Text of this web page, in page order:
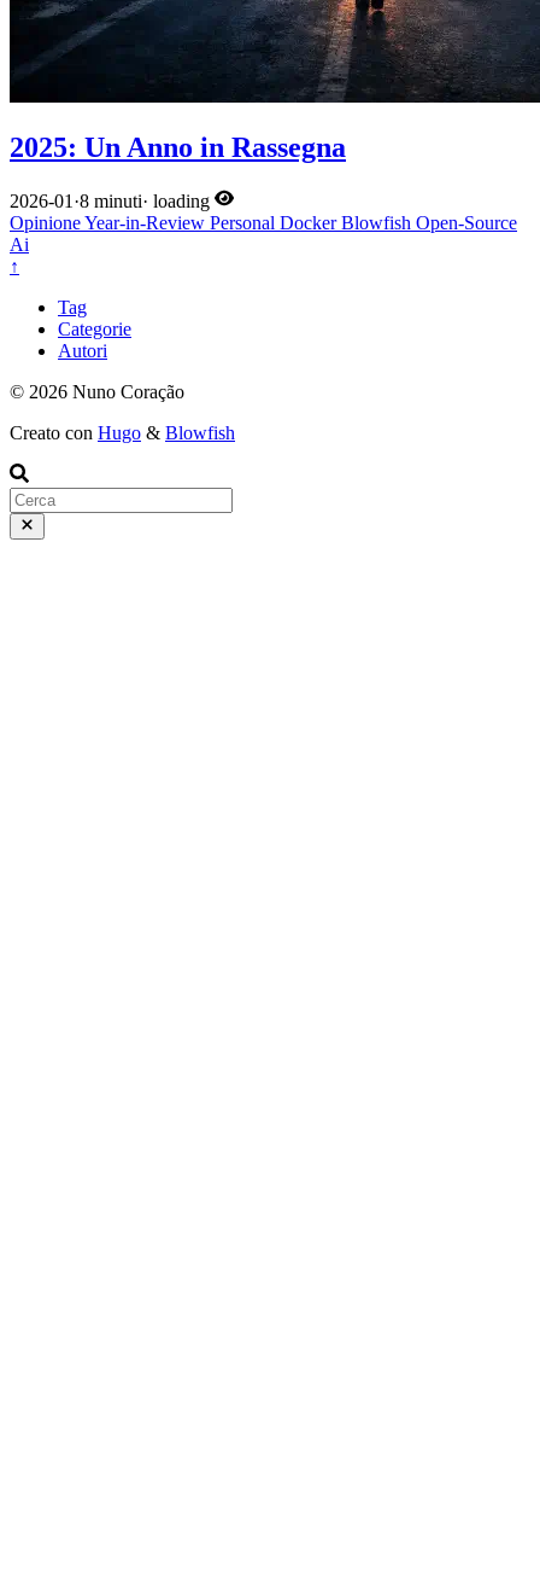
2025: Un Anno in Rassegna
2026-01 ·8 minuti· loading
OpinioneYear-in-Review Personal DockerBlowfish Open-Source
Ai
↑
Tag
Categorie
Autori
© 2026 Nuno Coração
Creato con Hugo & Blowfish